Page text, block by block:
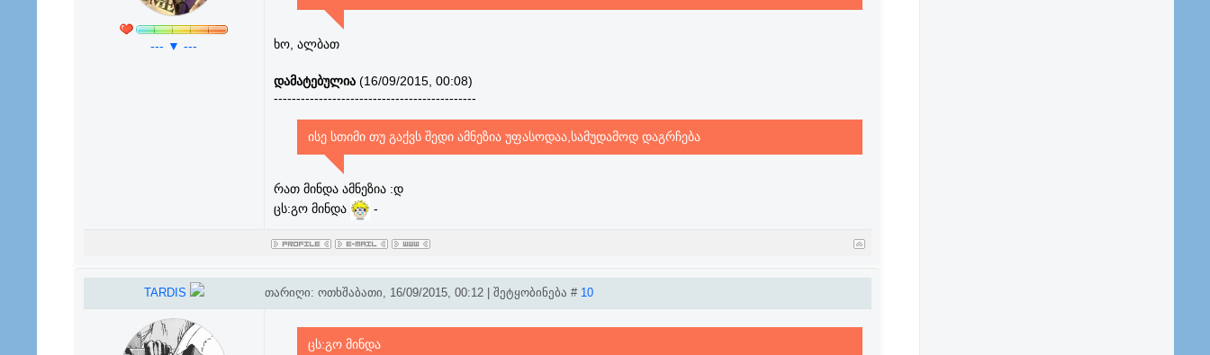
--- ▼ --- ხო, ალბათ
დამატებულია(16/09/2015, 00:08)
---------------------------------------------
ისე სთიმი თუ გაქვს შედი ამნეზია უფასოდაა,სამუდამოდ დაგრჩება
რათ მინდა ამნეზია :დ
ცს:გო მინდა
-
TARDIS თარიღი: ოთხშაბათი, 16/09/2015, 00:12 | შეტყობინება # 10
ცს:გო მინდა